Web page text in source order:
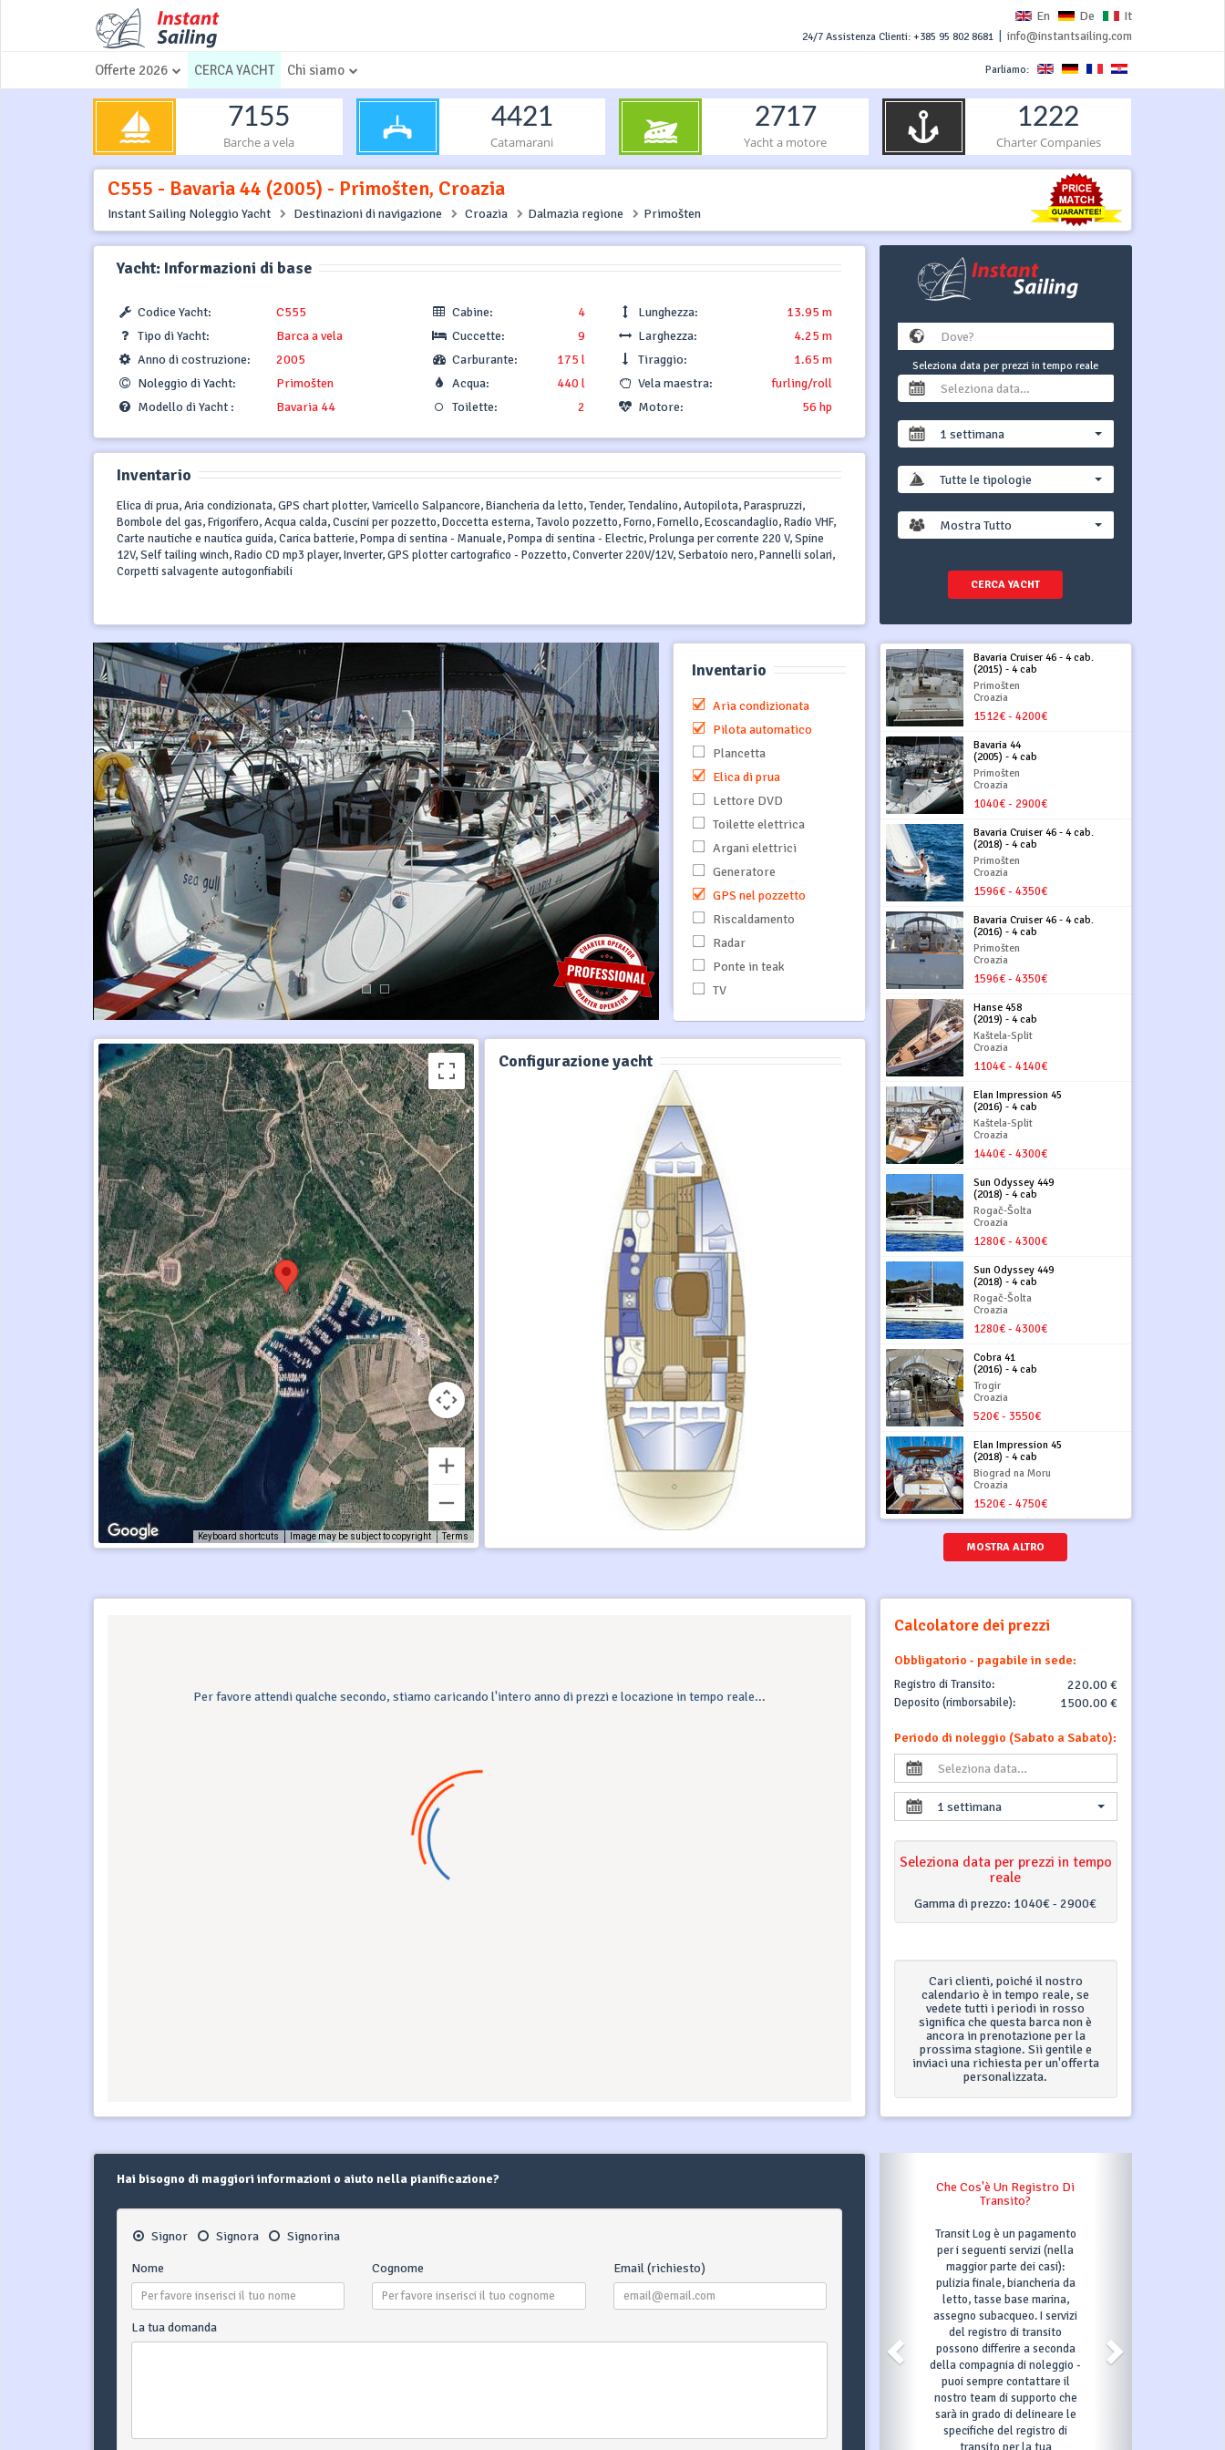
En De It
24/7 Assistenza Clienti: +385 95 802 8681 info@instantsailing.com
Parliamo:
Offerte 2026 CERCA YACHT Chi siamo
7155
Barche a vela
4421
Catamarani
2717
Yacht a motore
1222
Charter Companies
C555 - Bavaria 44 (2005) - Primošten, Croazia
Instant Sailing Noleggio Yacht Destinazioni di navigazione Croazia Dalmazia regione Primošten
Yacht: Informazioni di base
Codice Yacht:
C555
Tipo di Yacht:
Barca a vela
Anno di costruzione:
2005
Noleggio di Yacht:
Primošten
Modello di Yacht :
Bavaria 44
Cabine:
4
Cuccette:
9
Carburante:
175 l
Acqua:
440 l
Toilette:
2
Lunghezza:
13.95 m
Larghezza:
4.25 m
Tiraggio:
1.65 m
Vela maestra:
furling/roll
Motore:
56 hp
Inventario
Elica di prua, Aria condizionata, GPS chart plotter, Varricello Salpancore, Biancheria da letto, Tender, Tendalino, Autopilota, Paraspruzzi,
Bombole del gas, Frigorifero, Acqua calda, Cuscini per pozzetto, Doccetta esterna, Tavolo pozzetto, Forno, Fornello, Ecoscandaglio, Radio VHF,
Carte nautiche e nautica guida, Carica batterie, Pompa di sentina - Manuale, Pompa di sentina - Electric, Prolunga per corrente 220 V, Spine
12V, Self tailing winch, Radio CD mp3 player, Inverter, GPS plotter cartografico - Pozzetto, Converter 220V/12V, Serbatoio nero, Pannelli solari,
Corpetti salvagente autogonfiabili
Seleziona data per prezzi in tempo reale
1 settimana
Tutte le tipologie
Mostra Tutto
CERCA YACHT
Inventario
Aria condizionata
Pilota automatico
Plancetta
Elica di prua
Lettore DVD
Toilette elettrica
Argani elettrici
Generatore
GPS nel pozzetto
Riscaldamento
Radar
Ponte in teak
TV
Keyboard shortcuts Image may be subject to copyright Terms
Configurazione yacht
Bavaria Cruiser 46 - 4 cab.
(2015) - 4 cab
Primošten
Croazia
1512€ - 4200€
Bavaria 44
(2005) - 4 cab
Primošten
Croazia
1040€ - 2900€
Bavaria Cruiser 46 - 4 cab.
(2018) - 4 cab
Primošten
Croazia
1596€ - 4350€
Bavaria Cruiser 46 - 4 cab.
(2016) - 4 cab
Primošten
Croazia
1596€ - 4350€
Hanse 458
(2019) - 4 cab
Kaštela-Split
Croazia
1104€ - 4140€
Elan Impression 45
(2016) - 4 cab
Kaštela-Split
Croazia
1440€ - 4300€
Sun Odyssey 449
(2018) - 4 cab
Rogač-Šolta
Croazia
1280€ - 4300€
Sun Odyssey 449
(2018) - 4 cab
Rogač-Šolta
Croazia
1280€ - 4300€
Cobra 41
(2016) - 4 cab
Trogir
Croazia
520€ - 3550€
Elan Impression 45
(2018) - 4 cab
Biograd na Moru
Croazia
1520€ - 4750€
MOSTRA ALTRO
Per favore attendi qualche secondo, stiamo caricando l'intero anno di prezzi e locazione in tempo reale...
Calcolatore dei prezzi
Obbligatorio - pagabile in sede:
Registro di Transito: 220.00 €
Deposito (rimborsabile): 1500.00 €
Periodo di noleggio (Sabato a Sabato):
1 settimana
Seleziona data per prezzi in tempo
reale
Gamma di prezzo: 1040€ - 2900€
Cari clienti, poiché il nostro
calendario è in tempo reale, se
vedete tutti i periodi in rosso
significa che questa barca non è
ancora in prenotazione per la
prossima stagione. Sii gentile e
inviaci una richiesta per un'offerta
personalizzata.
Hai bisogno di maggiori informazioni o aiuto nella pianificazione?
Signor Signora Signorina
Nome Cognome Email (richiesto)
La tua domanda
Che Cos'è Un Registro Di
Transit Log è un pagamento
per i seguenti servizi (nella
maggior parte dei casi):
pulizia finale, biancheria da
letto, tasse base marina,
assegno subacqueo. I servizi
del registro di transito
possono differire a seconda
della compagnia di noleggio -
puoi sempre contattare il
nostro team di supporto che
sarà in grado di delineare le
specifiche del registro di
transito per la tua